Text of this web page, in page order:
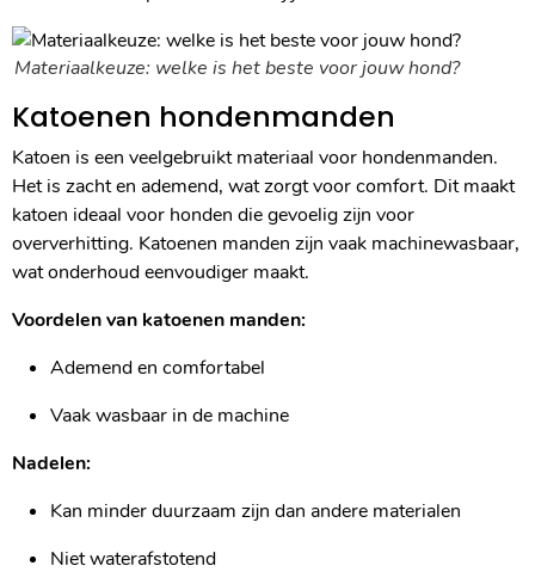
Materiaalkeuze: welke is het beste voor jouw hond?
Katoenen hondenmanden
Katoen is een veelgebruikt materiaal voor hondenmanden.
Het is zacht en ademend, wat zorgt voor comfort. Dit maakt
katoen ideaal voor honden die gevoelig zijn voor
oververhitting. Katoenen manden zijn vaak machinewasbaar,
wat onderhoud eenvoudiger maakt.
Voordelen van katoenen manden:
Ademend en comfortabel
Vaak wasbaar in de machine
Nadelen:
Kan minder duurzaam zijn dan andere materialen
Niet waterafstotend